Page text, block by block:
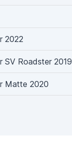
2022
SV Roadster 2019
Matte 2020